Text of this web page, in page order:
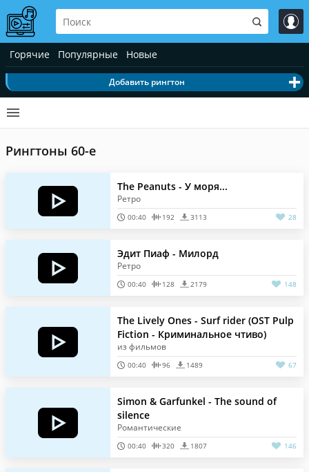
Горячие Популярные Новые
Добавить рингтон
Рингтоны 60-е
The Peanuts - У моря...
Ретро
00:40 192 3113 28
Эдит Пиаф - Милорд
Ретро
00:40 128 2179 148
The Lively Ones - Surf rider (OST Pulp
Fiction - Криминальное чтиво)
из фильмов
00:40 96 1489 67
Simon & Garfunkel - The sound of
silence
Романтические
00:40 320 1807 146